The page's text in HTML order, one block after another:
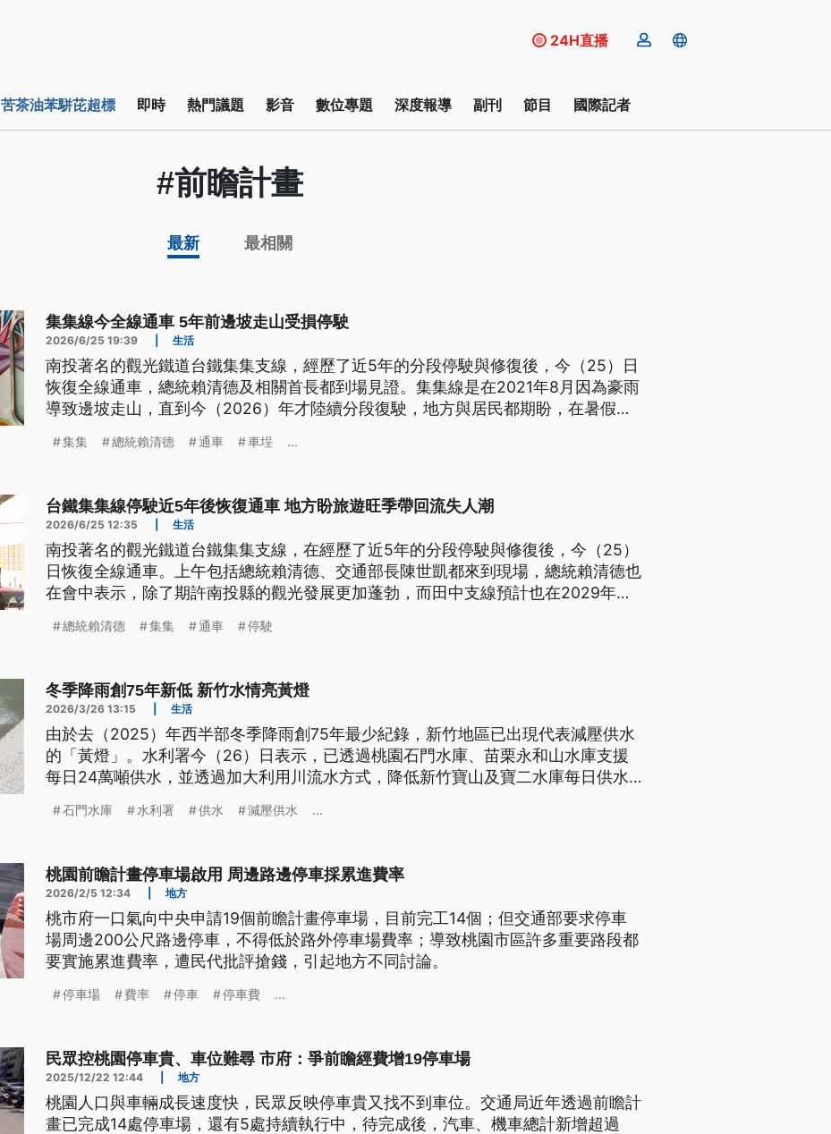
24H直播
苦茶油苯駢芘超標 即時 熱門議題 影音 數位專題 深度報導 副刊 節目 國際記者
#前瞻計畫
最新 最相關
集集線今全線通車 5年前邊坡走山受損停駛
2026/6/25 19:39 生活
南投著名的觀光鐵道台鐵集集支線，經歷了近5年的分段停駛與修復後，今（25）日
恢復全線通車，總統賴清德及相關首長都到場見證。集集線是在2021年8月因為豪雨
導致邊坡走山，直到今（2026）年才陸續分段復駛，地方與居民都期盼，在暑假旅
集集 總統賴清德 通車 車埕 ...
台鐵集集線停駛近5年後恢復通車 地方盼旅遊旺季帶回流失人潮
2026/6/25 12:35 生活
南投著名的觀光鐵道台鐵集集支線，在經歷了近5年的分段停駛與修復後，今（25）
日恢復全線通車。上午包括總統賴清德、交通部長陳世凱都來到現場，總統賴清德也
在會中表示，除了期許南投縣的觀光發展更加蓬勃，而田中支線預計也在2029年通
總統賴清德 集集 通車 停駛
冬季降雨創75年新低 新竹水情亮黃燈
2026/3/26 13:15 生活
由於去（2025）年西半部冬季降雨創75年最少紀錄，新竹地區已出現代表減壓供水
的「黃燈」。水利署今（26）日表示，已透過桃園石門水庫、苗栗永和山水庫支援
每日24萬噸供水，並透過加大利用川流水方式，降低新竹寶山及寶二水庫每日供水
石門水庫 水利署 供水 減壓供水 ...
桃園前瞻計畫停車場啟用 周邊路邊停車採累進費率
2026/2/5 12:34 地方
桃市府一口氣向中央申請19個前瞻計畫停車場，目前完工14個；但交通部要求停車
場周邊200公尺路邊停車，不得低於路外停車場費率；導致桃園市區許多重要路段都
要實施累進費率，遭民代批評搶錢，引起地方不同討論。
停車場 費率 停車 停車費 ...
民眾控桃園停車貴、車位難尋 市府：爭前瞻經費增19停車場
2025/12/22 12:44 地方
桃園人口與車輛成長速度快，民眾反映停車貴又找不到車位。交通局近年透過前瞻計
畫已完成14處停車場，還有5處持續執行中，待完成後，汽車、機車總計新增超過